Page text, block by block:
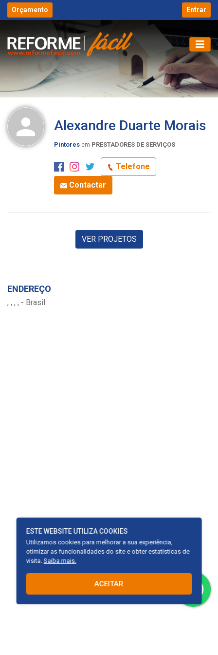
Orçamento Entrar
Alexandre Duarte Morais
Pintoresem PRESTADORES DE SERVIÇOS
Telefone
Contactar
VER PROJETOS
ENDEREÇO
, , , , - Brasil
ESTE WEBSITE UTILIZA COOKIES
Utilizamos cookies para melhorar a sua experiência,
otimizar as funcionalidades do site e obter estatísticas de
visita.Saiba mais.
ACEITAR